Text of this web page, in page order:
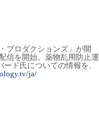
プロダクションズ」が開
信を開始。薬物乱用防止運
ド氏についての情報を、
ja/